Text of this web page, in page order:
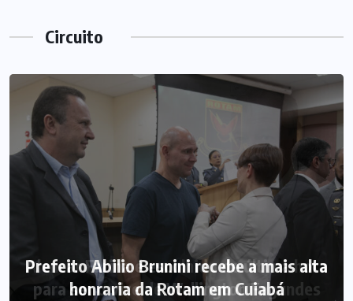
Circuito
Prefeito Abilio Brunini recebe a mais alta
honraria da Rotam em Cuiabá